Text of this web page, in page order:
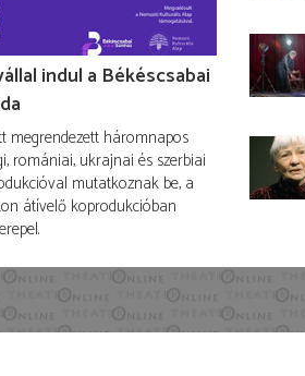
indul a Békéscsabai
megrendezett háromnapos
romániai, ukrajnai és szerbiai
mutatkoznak be, a
átívelő koprodukcióban